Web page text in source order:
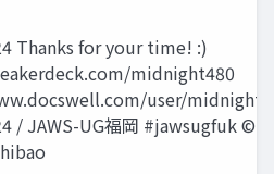
Thanks for your time! :)
midnight480
user/
/ JAWS-UG福岡 #jawsugfuk ©